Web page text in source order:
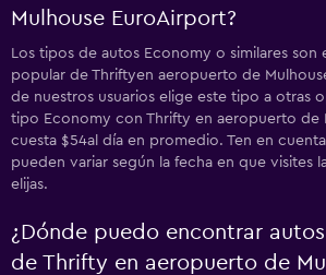
Mulhouse EuroAirport?
Los tipos de autos Economy o similares son
popular de Thriftyen aeropuerto de
de nuestros usuarios elige este tipo a otras
tipo Economy con Thrifty en aeropuerto de
cuesta $54al día en promedio. Ten en
pueden variar según la fecha en que visites
elijas.
¿Dónde puedo encontrar
de Thrifty en aeropuerto de